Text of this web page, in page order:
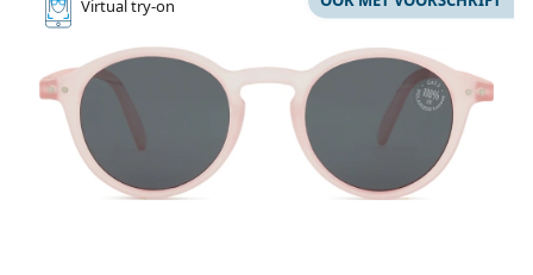
Virtualtry-on